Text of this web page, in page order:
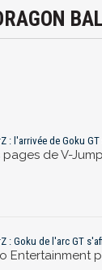
: l'arrivée de Goku
pages de V-
: Goku de l'arc GT
Entertainment